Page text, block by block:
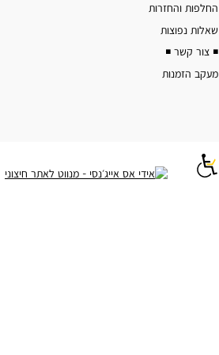
החלפות והחזרות
שאלות נפוצות
◾️ צור קשר ◾️
מעקב הזמנות